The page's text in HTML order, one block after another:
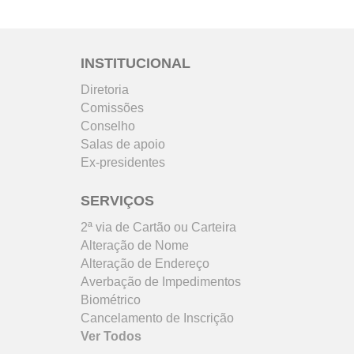
INSTITUCIONAL
Diretoria
Comissões
Conselho
Salas de apoio
Ex-presidentes
SERVIÇOS
2ª via de Cartão ou Carteira
Alteração de Nome
Alteração de Endereço
Averbação de Impedimentos
Biométrico
Cancelamento de Inscrição
Ver Todos